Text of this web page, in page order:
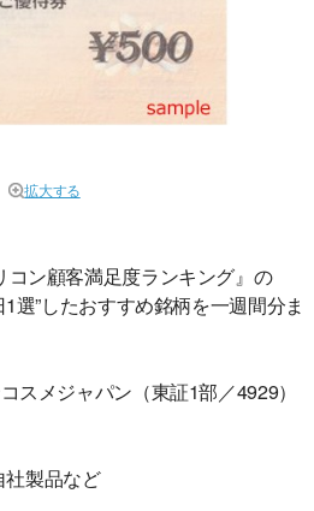
拡大する
ン顧客満足度ランキング』の
1選”したおすすめ銘柄を一週間分ま
スメジャパン（東証1部／4929）
社製品など